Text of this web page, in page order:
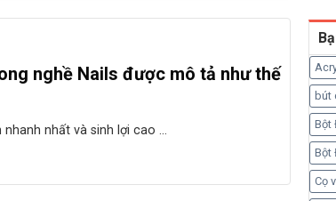
nghề Nails được mô tả như thế
nhất và sinh lợi cao ...
bút
Bột
Bột
Cọ